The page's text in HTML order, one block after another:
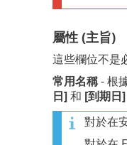
屬性 (主旨)
這些欄位不是
常用名稱- 根
日]和 [到期日]
對於在